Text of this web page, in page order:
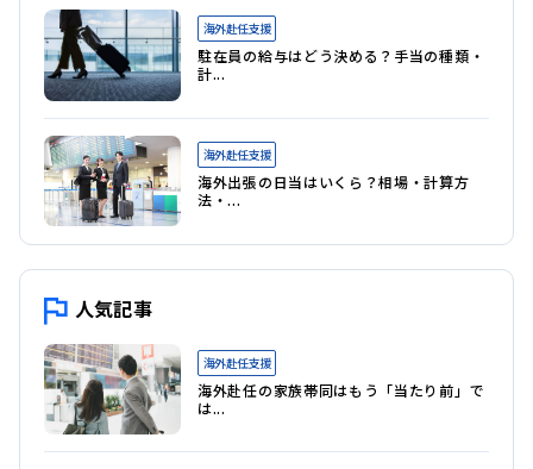
特定技能
技能実習生
家具付き賃貸
駐在員規程
会員制リゾート
海外赴任サポート
海外赴任支援
駐在員の給与はどう決める？手当の種類・
計...
海外赴任支援
海外出張の日当はいくら？相場・計算方
法・...
人気記事
海外赴任支援
海外赴任の家族帯同はもう「当たり前」で
は...